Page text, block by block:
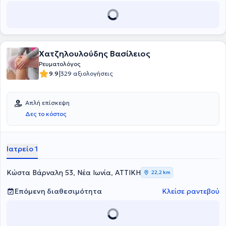
Χατζηλουλούδης Βασίλειος
Ρευματολόγος
9.9|329 αξιολογήσεις
Απλή επίσκεψη
Δες το κόστος
Ιατρείο 1
Κώστα Βάρναλη 53, Νέα Ιωνία, ΑΤΤΙΚΗ 22,2 km
Επόμενη διαθεσιμότητα Κλείσε ραντεβού